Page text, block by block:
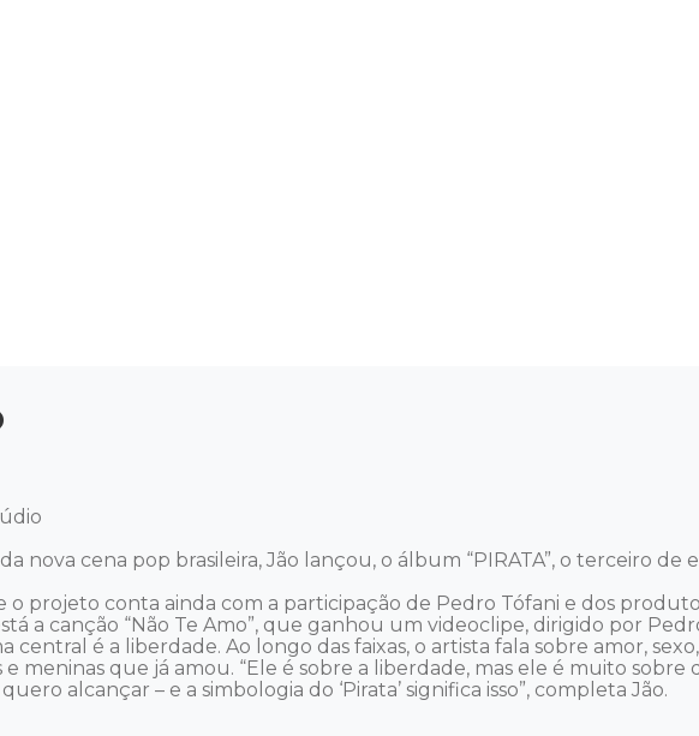
nova cena pop brasileira, Jão lançou, o álbum “PIRATA”, o terceiro de
o projeto conta ainda com a participação de Pedro Tófani e dos
a canção “Não Te Amo”, que ganhou um videoclipe, dirigido por
central é a liberdade. Ao longo das faixas, o artista fala sobre amor,
meninas que já amou. “Ele é sobre a liberdade, mas ele é muito
alcançar – e a simbologia do ‘Pirata’ significa isso”, completa Jão.